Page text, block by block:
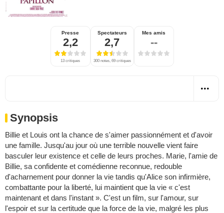
Presse
2,2
13 critiques
Spectateurs
2,7
300 notes, 69 critiques
Mes amis
--
Synopsis
Billie et Louis ont la chance de s'aimer passionnément et d'avoir
une famille. Jusqu'au jour où une terrible nouvelle vient faire
basculer leur existence et celle de leurs proches. Marie, l'amie de
Billie, sa confidente et comédienne reconnue, redouble
d'acharnement pour donner la vie tandis qu'Alice son infirmière,
combattante pour la liberté, lui maintient que la vie « c'est
maintenant et dans l'instant ». C'est un film, sur l'amour, sur
l'espoir et sur la certitude que la force de la vie, malgré les plus